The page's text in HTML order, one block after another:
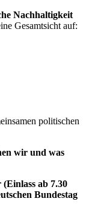
Nachhaltigkeit
Gesamtsicht auf:
politischen
wir und was
(Einlass ab 7.30
Bundestag